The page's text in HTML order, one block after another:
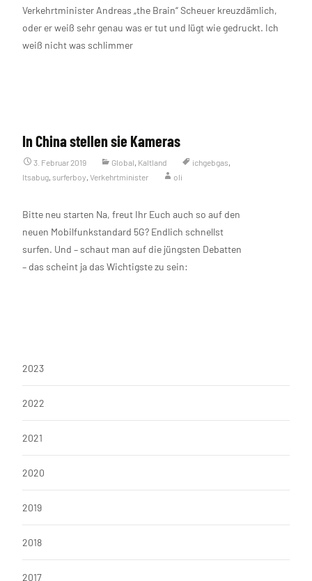
Verkehrtminister Andreas „the Brain“ Scheuer kreuzdämlich,
oder er weiß sehr genau was er tut und lügt wie gedruckt. Ich
weiß nicht was schlimmer
In China stellen sie Kameras
3. Februar 2019 Global Kaltland ichgebgas
Itsabug surferboy Verkehrtminister oli
Bitte neu starten Na, freut Ihr Euch auch so auf den
neuen Mobilfunkstandard 5G? Endlich schnellst
surfen. Und – schaut man auf die jüngsten Debatten
– das scheint ja das Wichtigste zu sein:
2023
2022
2021
2020
2019
2018
2017